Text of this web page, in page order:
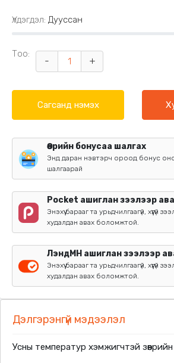
Үлдэгдэл: Дууссан
Тоо:
- +
Сагсанд нэмэх
Өөрийн бонусаа шалгах
Энд даран нэвтэрч ороод бонус
шалгаарай
Pocket ашиглан зээлээр
Энэхүү барааг та урьдчилгаагүй, хүүгүй
худалдан авах боломжтой.
ЛэндМН ашиглан зээлээр
Энэхүү барааг та урьдчилгаагүй, хүүгүй
худалдан авах боломжтой.
Дэлгэрэнгүй мэдээлэл
Усны температур хэмжигчтэй